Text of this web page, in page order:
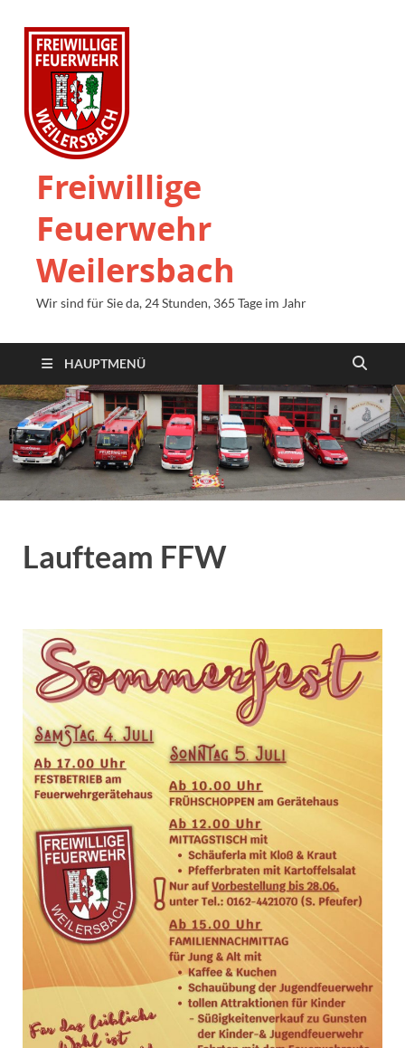
Freiwillige
Feuerwehr
Weilersbach
Wir sind für Sie da, 24 Stunden, 365 Tage im Jahr
HAUPTMENÜ
Laufteam FFW